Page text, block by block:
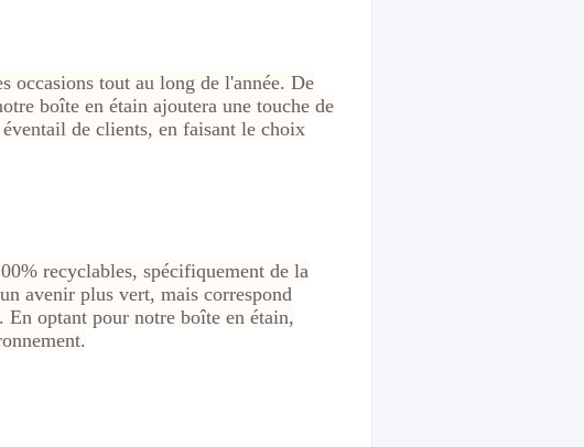
occasions tout au long de l'année. De
boîte en étain ajoutera une touche de
de clients, en faisant le choix
recyclables, spécifiquement de la
avenir plus vert, mais correspond
En optant pour notre boîte en étain,